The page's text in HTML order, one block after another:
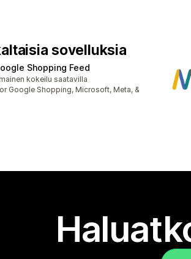
sovelluksia
Shopping Feed
yhteensäkokeilu saatavilla
Google Shopping, Microsoft, Meta, &